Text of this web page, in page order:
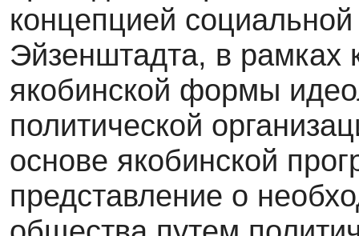
концепцией
Эйзенштадта, в рамках
якобинской формы
политической
основе якобинской
представление о